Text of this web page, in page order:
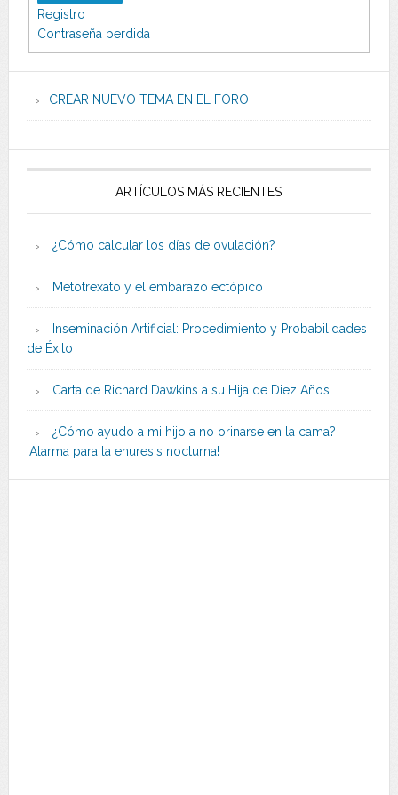
Registro
Contraseña perdida
CREAR NUEVO TEMA EN EL FORO
ARTÍCULOS MÁS RECIENTES
¿Cómo calcular los días de ovulación?
Metotrexato y el embarazo ectópico
Inseminación Artificial: Procedimiento y Probabilidades
de Éxito
Carta de Richard Dawkins a su Hija de Diez Años
¿Cómo ayudo a mi hijo a no orinarse en la cama?
¡Alarma para la enuresis nocturna!